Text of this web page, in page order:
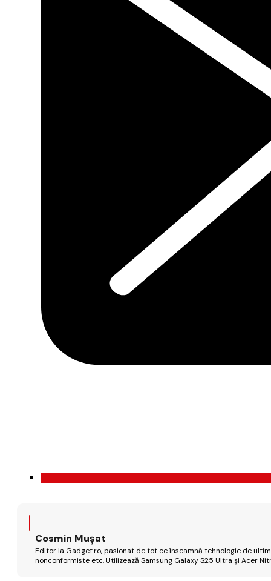
Cosmin Mușat
Editor la Gadget.ro, pasionat de tot ce înseamnă tehnologie de
nonconformiste etc. Utilizează Samsung Galaxy S25 Ultra și Acer